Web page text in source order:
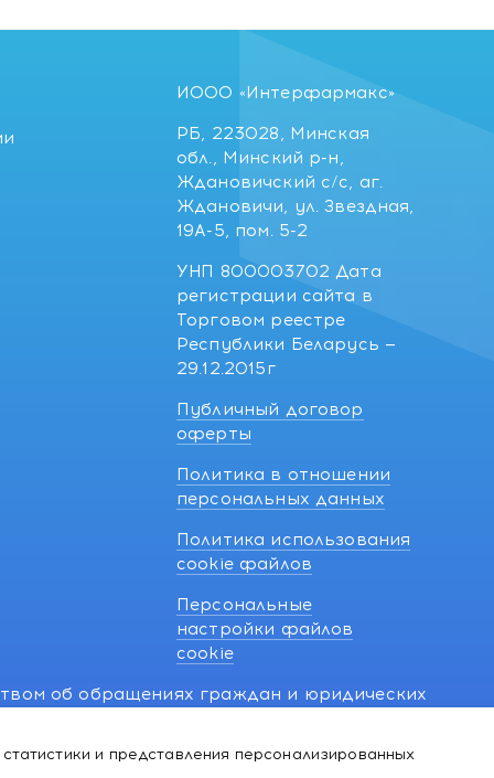
и представления персонализированных
ИООО «Интерфармакс»
РБ, 223028, Минская
обл., Минский р-н,
Ждановичский с/с, аг.
Ждановичи, ул. Звездная,
19А-5, пом. 5-2
УНП 800003702 Дата
регистрации сайта в
Торговом реестре
Республики Беларусь —
29.12.2015г
Публичный договор
оферты
Политика в отношении
персональных данных
Политика использования
cookie файлов
Персональные
настройки файлов
cookie
об обращениях граждан и юридических
о нарушении их прав, предусмотренных